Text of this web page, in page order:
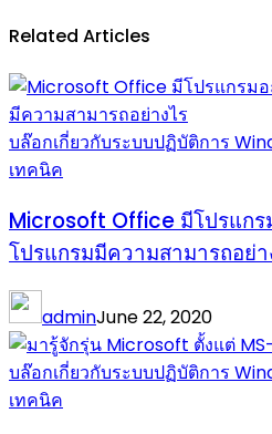
Related Articles
บล๊อกเกี่ยวกับระบบปฏิบัติการ
เทคนิค
Microsoft Office มีโปรแกร
โปรแกรมมีความสามารถอย่า
adminJune 22, 2020
บล๊อกเกี่ยวกับระบบปฏิบัติการ
เทคนิค